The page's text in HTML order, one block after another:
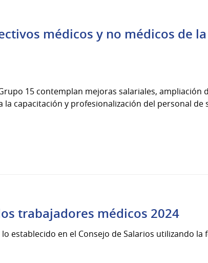
médicos y no médicos de
15 contemplan mejoras salariales, ampliación
la capacitación y profesionalización del personal de
trabajadores médicos 2024
establecido en el Consejo de Salarios utilizando la